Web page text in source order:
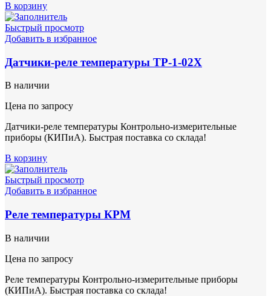
В корзину
Быстрый просмотр
Добавить в избранное
Датчики-реле температуры ТР-1-02Х
В наличии
Цена по запросу
Датчики-реле температуры Контрольно-измерительные
приборы (КИПиА). Быстрая поставка со склада!
В корзину
Быстрый просмотр
Добавить в избранное
Реле температуры КРМ
В наличии
Цена по запросу
Реле температуры Контрольно-измерительные приборы
(КИПиА). Быстрая поставка со склада!